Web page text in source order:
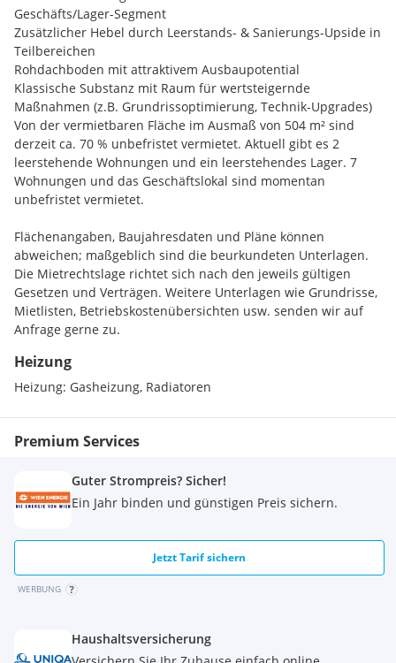
Objektbeschreibung
Das viergeschoßige repräsentative Zinshaus mit opulenter
Straßenfassade liegt in der teilweise begrünten
Heigerleinstraße. Der gepflegte Hauseingang führt über ein
charakteristisches Stiegenhaus zu kompakten, gut belichteten
Wohnungen mit Straßen- und Hofausrichtung. Im Innenhof
befinden sich neben einem separaten Nebengebäude
begrünte Freiflächen – ideal für zukünftige Aufwertungen wie
attraktive Gemeinschaftsflächen oder Fahrradstellplätze.
Im Jahr 1997 wurde eine §18 Sanierung am Haus
Fassade, Außenfenster und das Dach wurden in diesem
Zusammenhang erneuert.
Der Bau- und Erhaltungszustand ist dem Alter entsprechend
einzustufen, die Fassade wirkt gepflegt und sehr gut
erhalten.
Geschäfts/Lager-Segment
Zusätzlicher Hebel durch Leerstands- & Sanierungs-Upside in
Teilbereichen
Rohdachboden mit attraktivem Ausbaupotential
Klassische Substanz mit Raum für wertsteigernde
Maßnahmen (z.B. Grundrissoptimierung, Technik-Upgrades)
Von der vermietbaren Fläche im Ausmaß von 504 m² sind
derzeit ca. 70 % unbefristet vermietet. Aktuell gibt es 2
leerstehende Wohnungen und ein leerstehendes Lager. 7
Wohnungen und das Geschäftslokal sind momentan
unbefristet vermietet.
Flächenangaben, Baujahresdaten und Pläne können
abweichen; maßgeblich sind die beurkundeten Unterlagen.
Die Mietrechtslage richtet sich nach den jeweils gültigen
Gesetzen und Verträgen. Weitere Unterlagen wie Grundrisse,
Mietlisten, Betriebskostenübersichten usw. senden wir auf
Anfrage gerne zu.
Heizung
Heizung: Gasheizung, Radiatoren
Premium Services
Guter Strompreis? Sicher!
Ein Jahr binden und günstigen Preis sichern.
Jetzt Tarif sichern
WERBUNG
Haushaltsversicherung